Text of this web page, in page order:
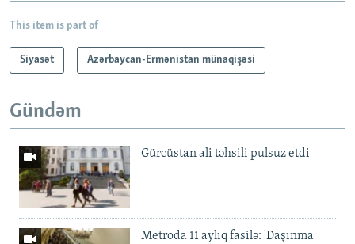
This item is part of
Siyasət Azərbaycan-Ermənistan münaqişəsi
Gündəm
Gürcüstan ali təhsili pulsuz etdi
Metroda 11 aylıq fasilə: 'Daşınma